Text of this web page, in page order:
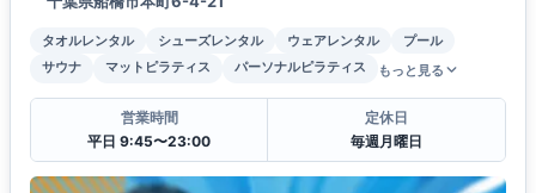
タオルレンタル シューズレンタル ウェアレンタル
プール
サウナ
マットピラティス パーソナルピラティス もっと見る
営業時間
平日 9:45〜23:00
定休日
毎週月曜日